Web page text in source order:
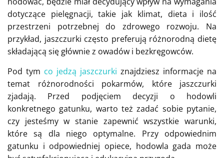
dotyczące pielęgnacji, takie jak klimat, dieta i ilość
przestrzeni potrzebnej do zdrowego rozwoju. Na
przykład, jaszczurki często preferują różnorodną dietę
składającą się głównie z owadów i bezkręgowców.
Pod tym co jedzą jaszczurki znajdziesz informacje na
temat różnorodności pokarmów, które jaszczurki
zjadają. Przed podjęciem decyzji o hodowli
konkretnego gatunku, warto też zadać sobie pytanie,
czy jesteśmy w stanie zapewnić wszystkie warunki,
które są dla niego optymalne. Przy odpowiednim
gatunku i odpowiedniej opiece, hodowla gada może